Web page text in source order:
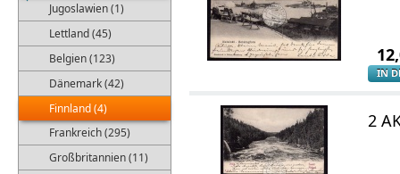
Jugoslawien (1)
Lettland (45)
Belgien (123)
Dänemark (42)
Finnland (4)
Frankreich (295)
Großbritannien (11)
IN
2